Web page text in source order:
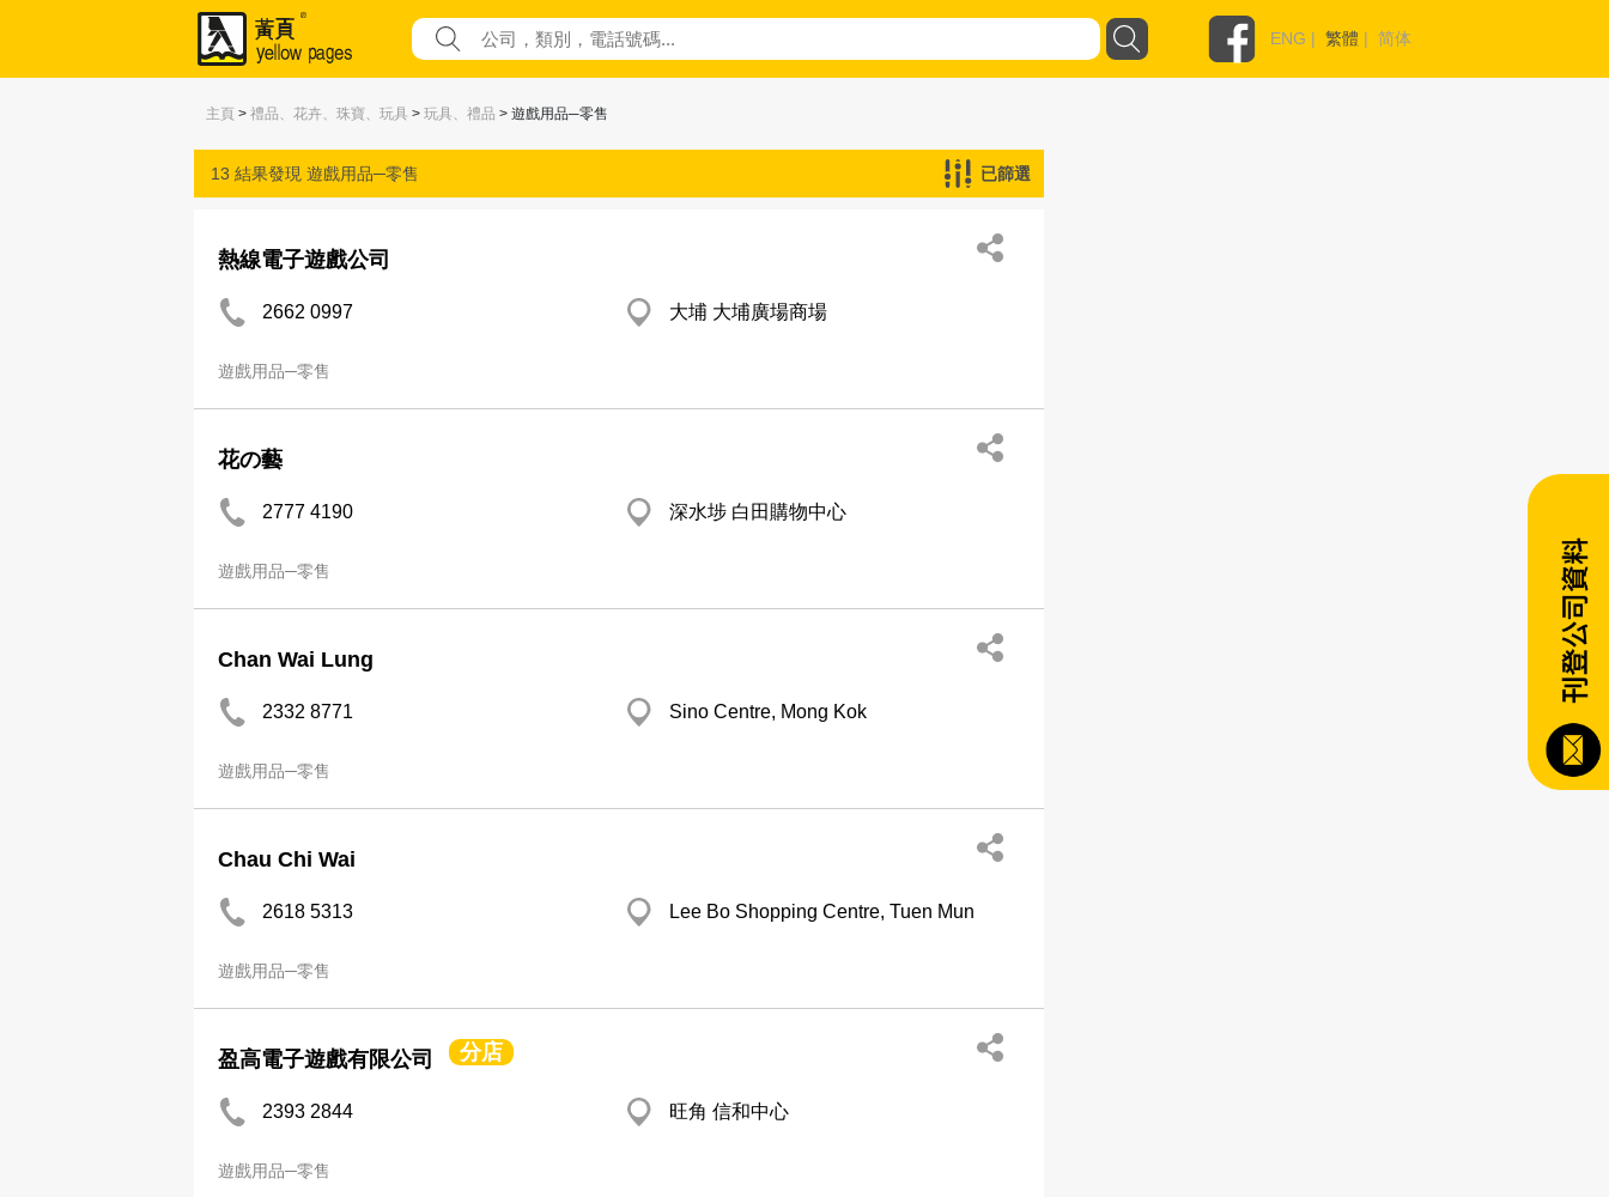
ENG | 繁體 | 简体
主頁 > 禮品、花卉、珠寶、玩具 > 玩具、禮品 > 遊戲用品─零售
13 結果發現 遊戲用品─零售 已篩選
熱線電子遊戲公司
2662 0997 大埔 大埔廣場商場
遊戲用品─零售
花の藝
2777 4190 深水埗 白田購物中心
遊戲用品─零售
Chan Wai Lung
2332 8771 Sino Centre, Mong Kok
遊戲用品─零售
Chau Chi Wai
2618 5313 Lee Bo Shopping Centre, Tuen Mun
遊戲用品─零售
盈高電子遊戲有限公司 分店
2393 2844 旺角 信和中心
遊戲用品─零售